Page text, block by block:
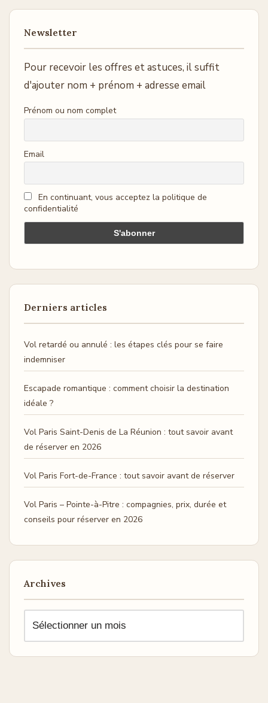
Newsletter
Pour recevoir les offres et astuces, il suffit
d'ajouter nom + prénom + adresse email
Prénom ou nom complet
Email
En continuant, vous acceptez la politique de
confidentialité
Derniers articles
Vol retardé ou annulé : les étapes clés pour se faire
indemniser
Escapade romantique : comment choisir la destination
idéale ?
Vol Paris Saint-Denis de La Réunion : tout savoir avant
de réserver en 2026
Vol Paris Fort-de-France : tout savoir avant de réserver
Vol Paris – Pointe-à-Pitre : compagnies, prix, durée et
conseils pour réserver en 2026
Archives